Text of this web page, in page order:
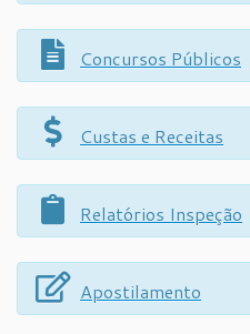
Concursos Públicos
Custas e Receitas
Relatórios Inspeção
Apostilamento